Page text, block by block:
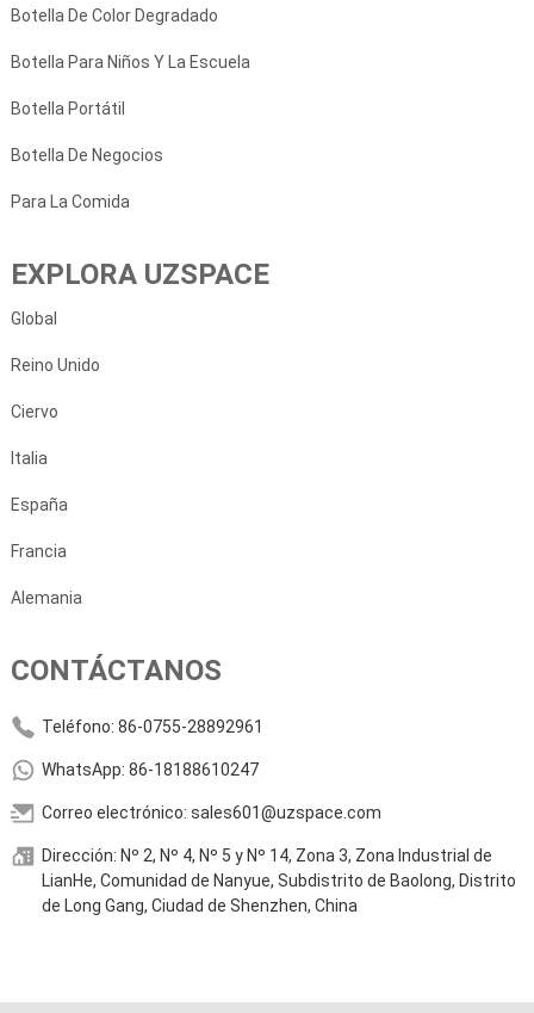
Botella De Color Degradado
Botella Para Niños Y La Escuela
Botella Portátil
Botella De Negocios
Para La Comida
EXPLORA UZSPACE
Global
Reino Unido
Ciervo
Italia
España
Francia
Alemania
CONTÁCTANOS
Teléfono: 86-0755-28892961
WhatsApp: 86-18188610247
Correo electrónico: sales601@uzspace.com
Dirección: Nº 2, Nº 4, Nº 5 y Nº 14, Zona 3, Zona Industrial de
LianHe, Comunidad de Nanyue, Subdistrito de Baolong, Distrito
de Long Gang, Ciudad de Shenzhen, China